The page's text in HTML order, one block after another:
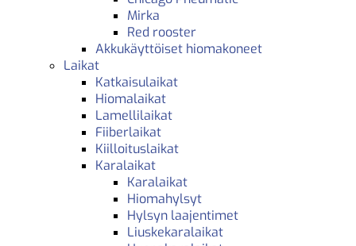
Mirka
Red rooster
Akkukäyttöiset hiomakoneet
Laikat
Katkaisulaikat
Hiomalaikat
Lamellilaikat
Fiiberlaikat
Kiilloituslaikat
Karalaikat
Karalaikat
Hiomahylsyt
Hylsyn laajentimet
Liuskekaralaikat